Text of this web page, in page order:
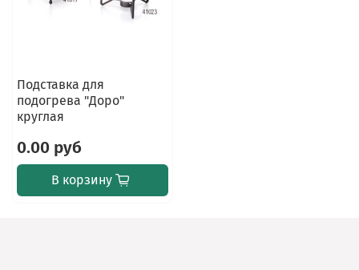
Подставка для
подогрева "Доро"
круглая
0.00 руб
В корзину